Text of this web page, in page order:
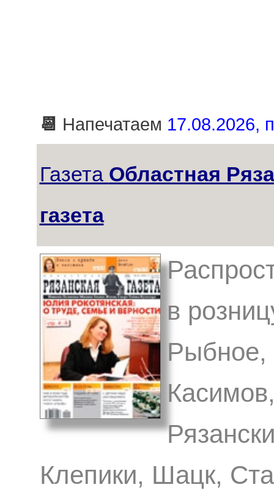
📆 Напечатаем 17.08.2026,
Газета Областная
газета
в
Рыбное,
Клепики, Шацк,